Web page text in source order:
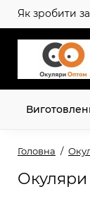
Як зробити
Головна
Окуляри